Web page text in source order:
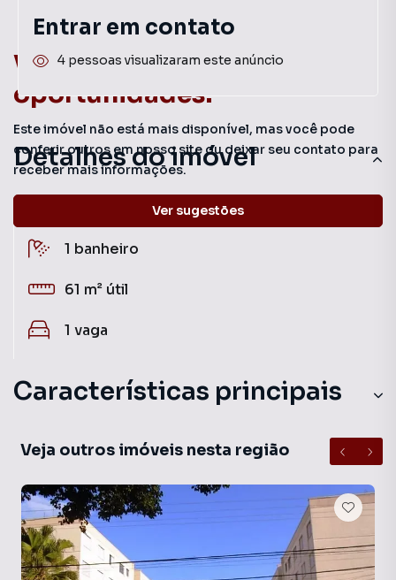
Você pode encontrar novas
oportunidades!
Este imóvel não está mais disponível, mas você pode
conferir outros em nosso site ou deixar seu contato para
receber mais informações.
Ver sugestões
Detalhes do imóvel
1 banheiro
61 m² útil
1 vaga
Características principais
Veja outros imóveis nesta região
Entrar em contato
4 pessoas visualizaram este anúncio